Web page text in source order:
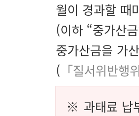
월이 경과할 때
(이하 “중가산
중가산금을 가
( 「질서위반
※ 과태료 납